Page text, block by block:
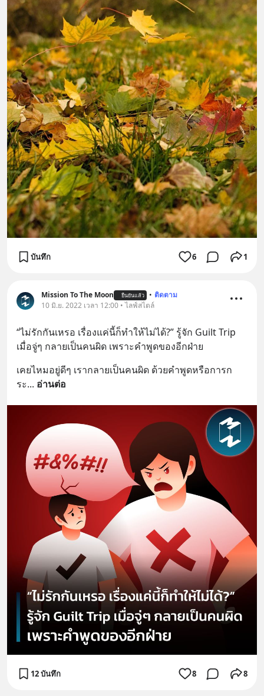
บันทึก 6 1
Mission To The Moon ยืนยันแล้ว • ติดตาม
10 มิ.ย. 2022 เวลา 12:00 • ไลฟ์สไตล์
“ไม่รักกันเหรอ เรื่องแค่นี้ก็ทำให้ไม่ได้?” รู้จัก Guilt Trip
เมื่อจู่ๆ กลายเป็นคนผิด เพราะคำพูดของอีกฝ่าย
เคยไหมอยู่ดีๆ เรากลายเป็นคนผิด ด้วยคำพูดหรือการก
ระ... อ่านต่อ
12 บันทึก 8 8